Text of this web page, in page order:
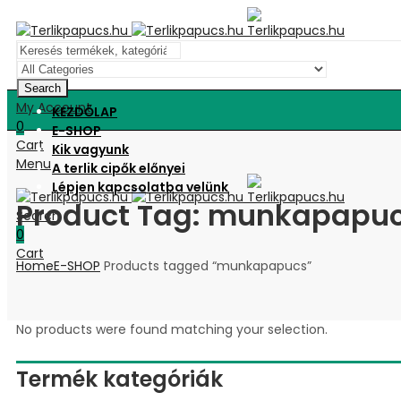
Search
My Account
0
Cart
Menu
Search
0
Cart
KEZDŐLAP
E-SHOP
Kik vagyunk
A terlik cipők előnyei
Lépjen kapcsolatba velünk
Product Tag:
HomeE-SHOP Products tagged “munkapapucs”
No products were found matching your selection.
Termék kategóriák